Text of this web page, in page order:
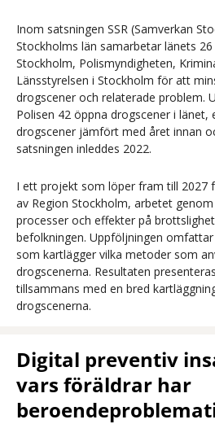
Inom satsningen SSR (Samverkan
Stockholms län samarbetar länets
Stockholm, Polismyndigheten,
Länsstyrelsen i Stockholm för att
drogscener och relaterade problem.
Polisen 42 öppna drogscener i länet,
drogscener jämfört med året innan
satsningen inleddes 2022.
I ett projekt som löper fram till 2027
av Region Stockholm, arbetet
processer och effekter på
befolkningen. Uppföljningen
som kartlägger vilka metoder som
drogscenerna. Resultaten
tillsammans med en bred
drogscenerna.
Digital preventiv
vars föräldrar har